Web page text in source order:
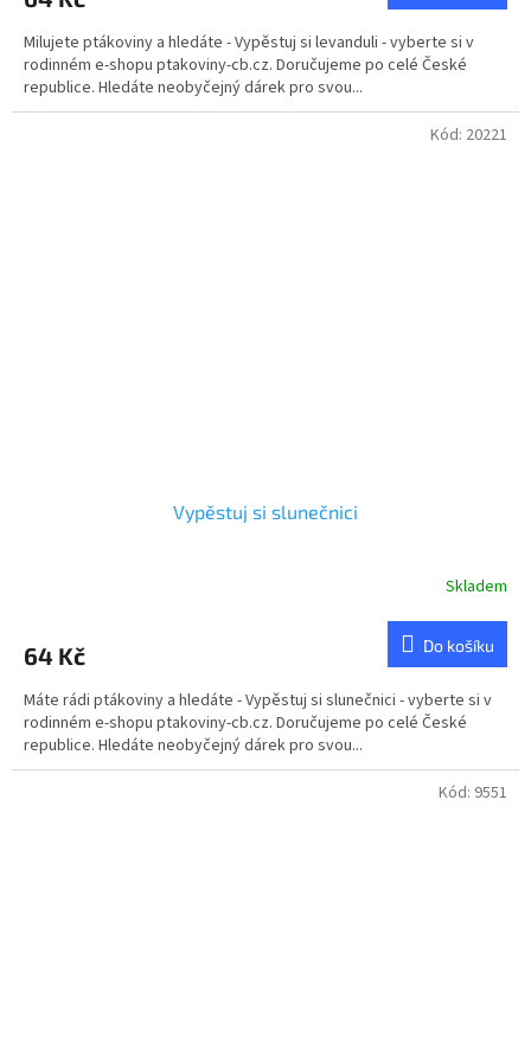
z
5
hvězdiček.
Milujete ptákoviny a hledáte - Vypěstuj si levanduli - vyberte si v
rodinném e-shopu ptakoviny-cb.cz. Doručujeme po celé České
republice. Hledáte neobyčejný dárek pro svou...
Vypěstuj si slunečnici
je
z
5
hvězdiček.
Skladem
64 Kč Do košíku
Máte rádi ptákoviny a hledáte - Vypěstuj si slunečnici - vyberte si v
rodinném e-shopu ptakoviny-cb.cz. Doručujeme po celé České
republice. Hledáte neobyčejný dárek pro svou...
Kód: 20221
Kód: 9551